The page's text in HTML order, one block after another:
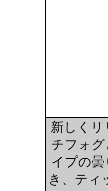
新しく
チフォ
イプの
き、ティ